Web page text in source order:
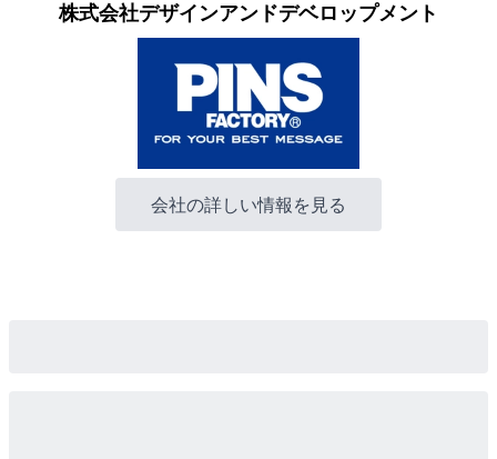
株式会社デザインアンドデベロップメント
会社の詳しい情報を見る